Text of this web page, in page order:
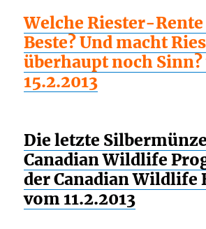
Welche Riester-
Beste? Und macht
überhaupt noch
15.2.2013
Die letzte
Canadian Wildlife
der Canadian Wildlife
vom 11.2.2013